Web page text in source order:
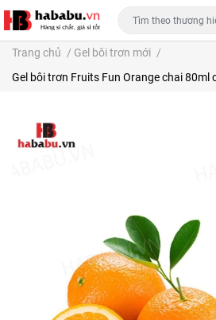
Trang chủ / Gel bôi trơn mới /
Gel bôi trơn Fruits Fun Orange chai 80ml